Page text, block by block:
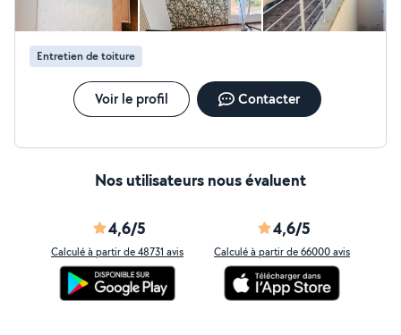
Entretien de toiture
Voir le profil Contacter
Nos utilisateurs nous évaluent
4,6/5
Calculé à partir de 48731 avis
4,6/5
Calculé à partir de 66000 avis